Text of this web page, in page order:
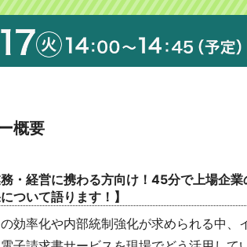
概要
務・経営に携わる方向け！45分で上場企
ついて語ります！】
効率化や内部統制強化が求められる中、